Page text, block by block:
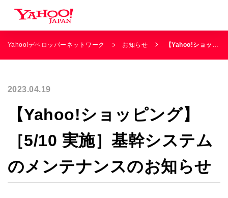
Yahoo!デベロッパーネットワーク お知らせ 【Yahoo!ショッピング】［5/10 実施］基幹システムのメンテナンスのお知らせ
2023.04.19
【Yahoo!ショッピング】
［5/10 実施］基幹システム
のメンテナンスのお知らせ